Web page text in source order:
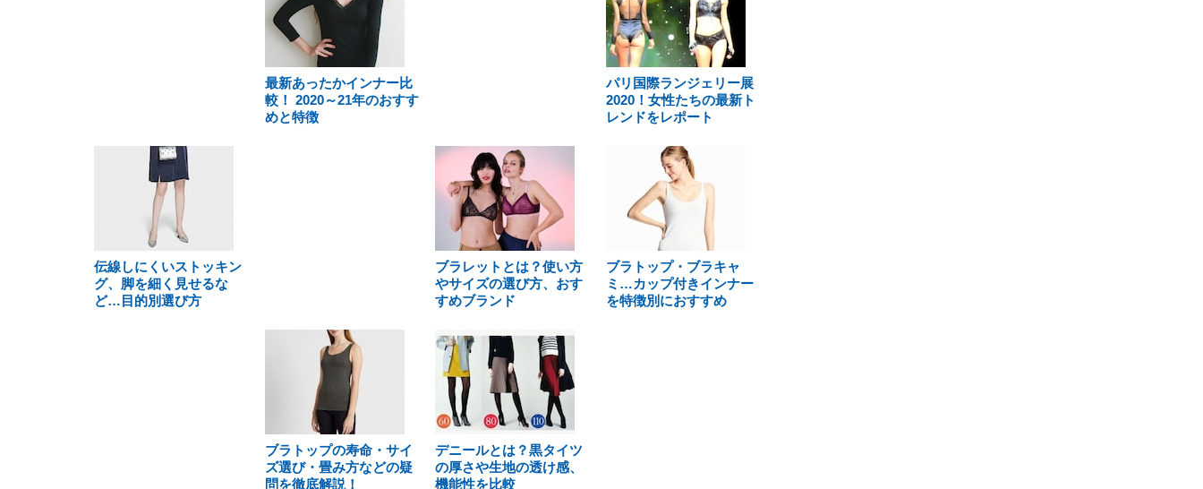
最新あったかインナー比
較！ 2020～21年のおすす
めと特徴
パリ国際ランジェリー展
2020！女性たちの最新ト
レンドをレポート
伝線しにくいストッキン
グ、脚を細く見せるな
ど…目的別選び方
ブラレットとは？使い方
やサイズの選び方、おす
すめブランド
ブラトップ・ブラキャ
ミ…カップ付きインナー
を特徴別におすすめ
ブラトップの寿命・サイ
ズ選び・畳み方などの疑
問を徹底解説！
デニールとは？黒タイツ
の厚さや生地の透け感、
機能性を比較